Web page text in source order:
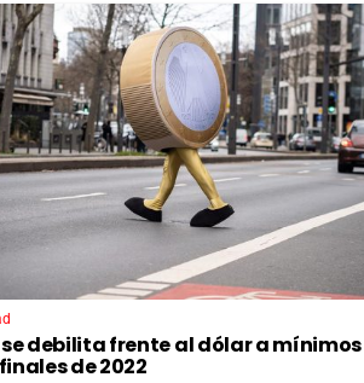
se debilita frente al dólar a mínimos
de 2022